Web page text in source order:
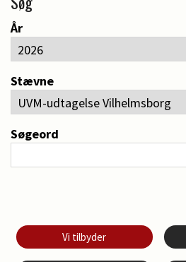
År
Stævne
Søgeord
Vi tilbyder